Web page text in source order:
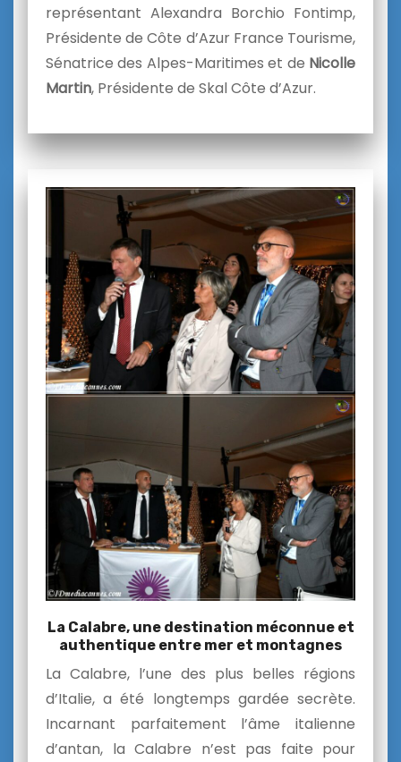
représentant Alexandra Borchio Fontimp,
Présidente de Côte d’Azur France Tourisme,
Sénatrice des Alpes-Maritimes et de Nicolle
Martin, Présidente de Skal Côte d’Azur.
La Calabre, une destination méconnue et
authentique entre mer et montagnes
La Calabre, l’une des plus belles régions
d’Italie, a été longtemps gardée secrète.
Incarnant parfaitement l’âme italienne
d’antan, la Calabre n’est pas faite pour